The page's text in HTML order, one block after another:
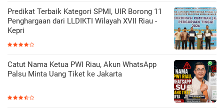
Predikat Terbaik Kategori SPMI, UIR Borong 11
Penghargaan dari LLDIKTI Wilayah XVII Riau -
Kepri
Catut Nama Ketua PWI Riau, Akun WhatsApp
Palsu Minta Uang Tiket ke Jakarta